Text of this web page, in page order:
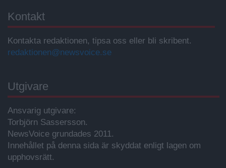
Kontakt
Kontakta redaktionen, tipsa oss eller bli skribent.
redaktionen@newsvoice.se
Utgivare
Ansvarig utgivare:
Torbjörn Sassersson.
NewsVoice grundades 2011.
Innehållet på denna sida är skyddat enligt lagen om
upphovsrätt.